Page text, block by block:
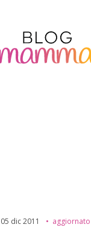
05 dic 2011